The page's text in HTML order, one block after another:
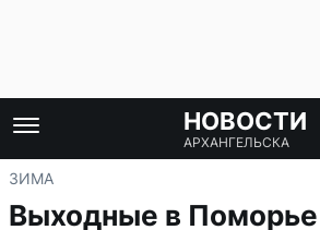
НОВОСТИ
АРХАНГЕЛЬСКА
ЗИМА
Выходные в Поморье